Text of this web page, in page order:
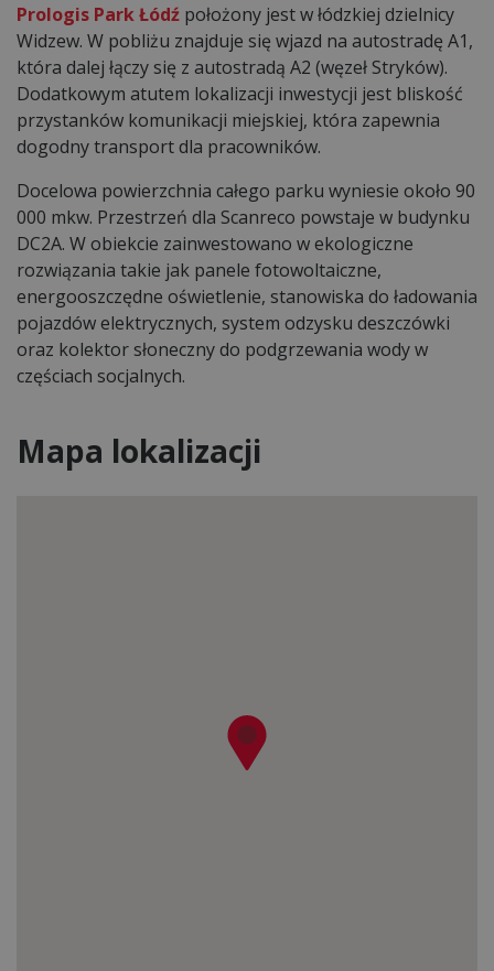
Prologis Park Łódź położony jest w łódzkiej dzielnicy
Widzew. W pobliżu znajduje się wjazd na autostradę A1,
która dalej łączy się z autostradą A2 (węzeł Stryków).
Dodatkowym atutem lokalizacji inwestycji jest bliskość
przystanków komunikacji miejskiej, która zapewnia
dogodny transport dla pracowników.
Docelowa powierzchnia całego parku wyniesie około 90
000 mkw. Przestrzeń dla Scanreco powstaje w budynku
DC2A. W obiekcie zainwestowano w ekologiczne
rozwiązania takie jak panele fotowoltaiczne,
energooszczędne oświetlenie, stanowiska do ładowania
pojazdów elektrycznych, system odzysku deszczówki
oraz kolektor słoneczny do podgrzewania wody w
częściach socjalnych.
Mapa lokalizacji